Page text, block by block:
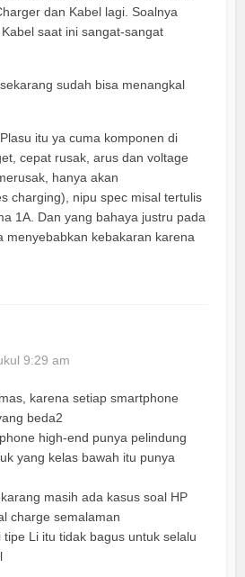
dan Kabel lagi. Soalnya
saat ini sangat-sangat
sudah bisa menangkal
itu ya cuma komponen di
cepat rusak, arus dan voltage
hanya akan
charging), nipu spec misal tertulis
1A. Dan yang bahaya justru pada
menyebabkan kebakaran karena
9:29 am
karena setiap smartphone
beda2
high-end punya pelindung
yang kelas bawah itu punya
masih ada kasus soal HP
charge semalaman
Li itu tidak bagus untuk selalu